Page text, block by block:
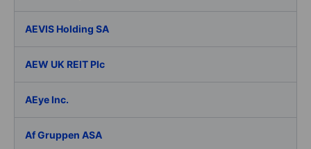
AEVIS Holding SA
AEW UK REIT Plc
AEye Inc.
Af Gruppen ASA